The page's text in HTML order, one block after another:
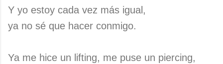
Y yo estoy cada vez más igual,
ya no sé que hacer conmigo.
Ya me hice un lifting, me puse un piercing,